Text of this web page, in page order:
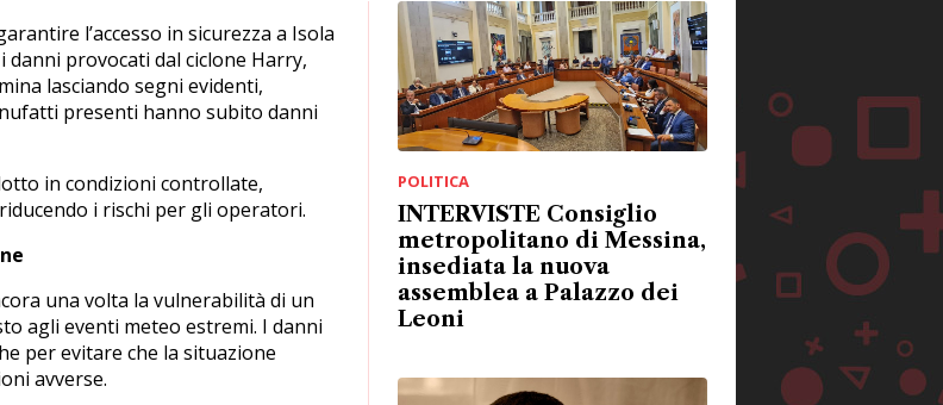
l’accesso in sicurezza a Isola
danni provocati dal ciclone Harry,
lasciando segni evidenti,
presenti hanno subito danni
in condizioni controllate,
i rischi per gli operatori.
una volta la vulnerabilità di un
agli eventi meteo estremi. I danni
per evitare che la situazione
avverse.
POLITICA
INTERVISTE Consiglio
metropolitano di Messina,
insediata la nuova
assemblea a Palazzo dei
Leoni